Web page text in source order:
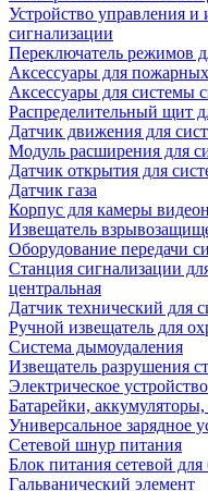
Устройство управления
сигнализации
Переключатель режимов
Аксессуары для
Аксессуары для системы
Распределительный щит
Датчик движения для
Модуль расширения для
Датчик открытия для
Датчик газа
Корпус для камеры
Извещатель
Оборудование передачи
Станция сигнализации
центральная
Датчик технический для
Ручной извещатель для
Система дымоудаления
Извещатель разрушения
Электрическое
Батарейки, аккумуляторы,
Универсальное зарядное
Сетевой шнур питания
Блок питания сетевой
Гальванический элемент